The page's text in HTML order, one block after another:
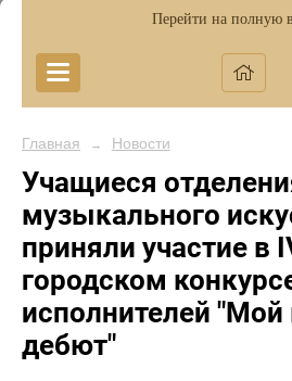
Перейти на полную
Главная → Новости
Учащиеся
музыкального
приняли участие в
городском
исполнителей
дебют"